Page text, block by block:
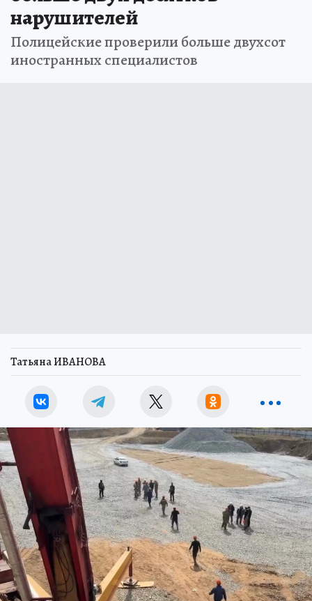
нарушителей
Полицейские проверили больше двухсот
иностранных специалистов
Татьяна ИВАНОВА